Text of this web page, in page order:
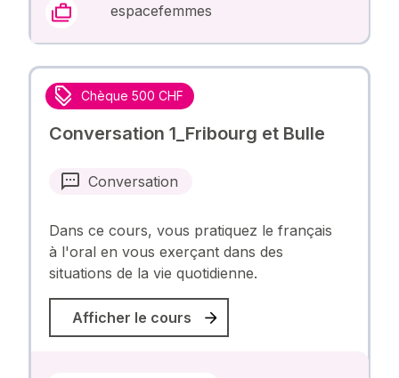
espacefemmes
Chèque 500 CHF
Conversation 1_Fribourg et Bulle
Conversation
Dans ce cours, vous pratiquez le français
à l'oral en vous exerçant dans des
situations de la vie quotidienne.
Afficher le cours